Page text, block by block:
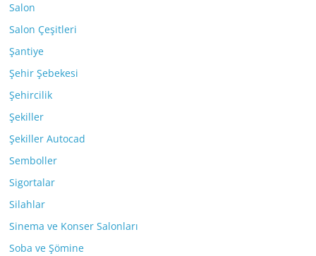
Salon
Salon Çeşitleri
Şantiye
Şehir Şebekesi
Şehircilik
Şekiller
Şekiller Autocad
Semboller
Sigortalar
Silahlar
Sinema ve Konser Salonları
Soba ve Şömine